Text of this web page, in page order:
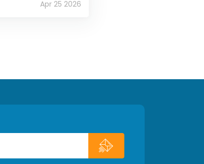
Apr 25 2026